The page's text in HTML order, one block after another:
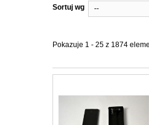
Sortuj wg --
Pokazuje 1 - 25 z 1874